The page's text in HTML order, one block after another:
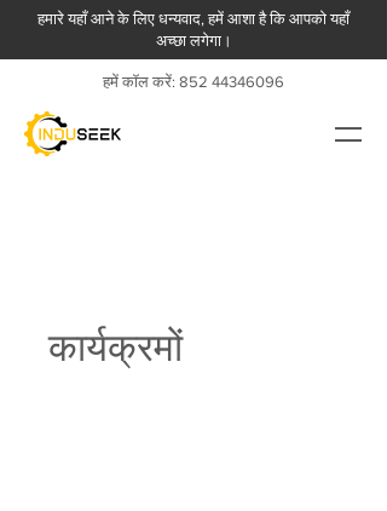
हमारे यहाँ आने के लिए धन्यवाद, हमें आशा है कि आपको यहाँ
अच्छा लगेगा।
हमें कॉल करें: 852 44346096
कार्यक्रमों